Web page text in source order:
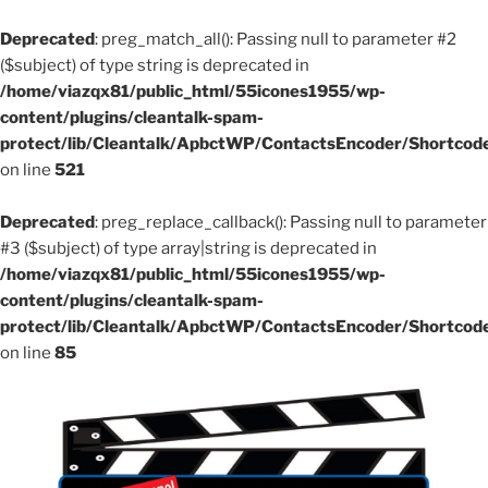
Deprecated: preg_match_all(): Passing null to parameter #2
($subject) of type string is deprecated in
/home/viazqx81/public_html/55icones1955/wp-
content/plugins/cleantalk-spam-
protect/lib/Cleantalk/ApbctWP/ContactsEncoder/
on line 521
Deprecated: preg_replace_callback(): Passing null to parameter
#3 ($subject) of type array|string is deprecated in
/home/viazqx81/public_html/55icones1955/wp-
content/plugins/cleantalk-spam-
protect/lib/Cleantalk/ApbctWP/ContactsEncoder/
on line 85